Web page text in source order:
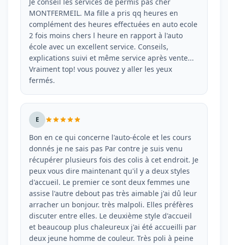
MONTFERMEIL. Ma fille a pris qq heures en
complément des heures effectuées en auto ecole
2 fois moins chers l heure en rapport à l'auto
école avec un excellent service. Conseils,
explications suivi et même service après vente...
Vraiment top! vous pouvez y aller les yeux
fermés.
E
Bon en ce qui concerne l'auto-école et les cours
donnés je ne sais pas Par contre je suis venu
récupérer plusieurs fois des colis à cet endroit. Je
peux vous dire maintenant qu'il y a deux styles
d'accueil. Le premier ce sont deux femmes une
assise l'autre debout pas très aimable j'ai dû leur
arracher un bonjour. très malpoli. Elles préfères
discuter entre elles. Le deuxième style d'accueil
et beaucoup plus chaleureux j'ai été accueilli par
deux jeune homme de couleur. Très poli à peine